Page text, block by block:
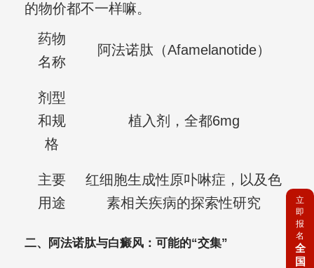
的物价都不一样嘛。
药物
名称
阿法诺肽（Afamelanotide）
剂型
和规
格
植入剂，全都6mg
主要
用途
红细胞生成性原卟啉症，以及色
素相关疾病的探索性研究
二、阿法诺肽与白癜风：可能的“交集”
立
即
报
名
全
国